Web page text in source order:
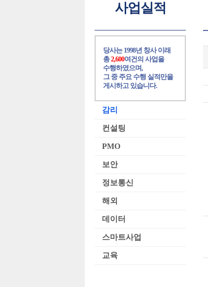
사업실적
당사는 1998년 창사 이래
총2,600여건의 사업을
수행하였으며,
그 중 주요 수행 실적만을
게시하고 있습니다.
감리
컨설팅
PMO
보안
정보통신
해외
데이터
스마트사업
교육